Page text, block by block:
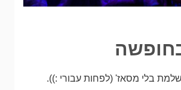
בלי מסאז' (לפחות עבורי :)).